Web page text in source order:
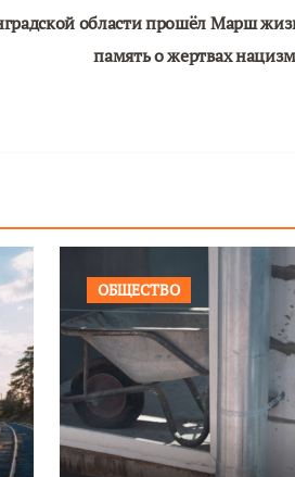
области прошёл Марш
память о жертвах
ОБЩЕСТВО